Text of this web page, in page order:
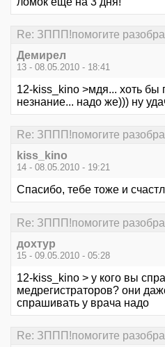
Re: ЗППП!помогите
Демирел
13 - 08.05.2010 - 18:41
12-kiss_kino >мдя... хоть бы
незнание... надо же))) ну
Re: ЗППП!помогите
kiss_kino
14 - 08.05.2010 - 19:21
Спасибо, тебе тоже и
Re: ЗППП!помогите
дохтур
15 - 09.05.2010 - 05:28
12-kiss_kino > у кого вы
медрегистраторов? они
спрашивать у врача надо
Re: ЗППП!помогите